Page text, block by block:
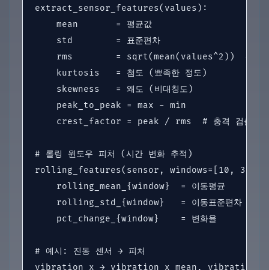
extract_sensor_features(values):
    mean       = 평균값
    std        = 표준편차
rms        = sqrt(mean(values^2))  # 신
    kurtosis   = 첨도 (뾰족한 정도)
    skewness   = 왜도 (비대칭도)
    peak_to_peak = max - min
    crest_factor = peak / rms  # 충격 검출
# 롤링 윈도우 피처 (시간 변화 추적)
rolling_features(sensor, windows=[10, 30,
    rolling_mean_{window}  = 이동평균
    rolling_std_{window}   = 이동표준편차
    pct_change_{window}    = 변화율
# 예시: 진동 센서 → 피처
vibration_x → vibration_x_mean,